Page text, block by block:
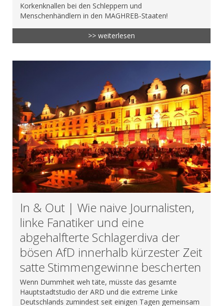
Korkenknallen bei den Schleppern und
Menschenhändlern in den MAGHREB-Staaten!
>> weiterlesen
In & Out | Wie naive Journalisten,
linke Fanatiker und eine
abgehalfterte Schlagerdiva der
bösen AfD innerhalb kürzester Zeit
satte Stimmengewinne bescherten
Wenn Dummheit weh täte, müsste das gesamte
Hauptstadtstudio der ARD und die extreme Linke
Deutschlands zumindest seit einigen Tagen gemeinsam